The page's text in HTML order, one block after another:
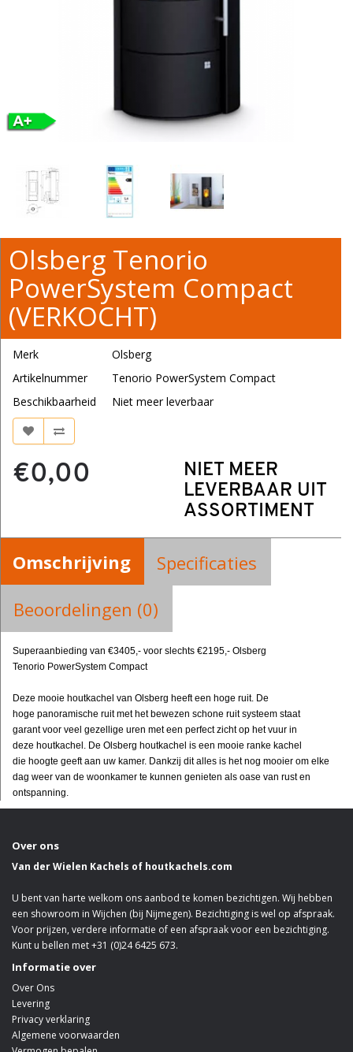
Olsberg Tenorio
PowerSystem Compact
(VERKOCHT)
Merk
Olsberg
Artikelnummer
Tenorio PowerSystem Compact
Beschikbaarheid
Niet meer leverbaar
€0,00
NIET MEER
LEVERBAAR UIT
ASSORTIMENT
Omschrijving
Specificaties
Beoordelingen (0)
Superaanbieding van €3405,- voor slechts €2195,- Olsberg
Tenorio PowerSystem Compact
Deze mooie houtkachel van Olsberg heeft een hoge ruit. De
hoge panoramische ruit met het bewezen schone ruit systeem staat
garant voor veel gezellige uren met een perfect zicht op het vuur in
deze houtkachel. De Olsberg houtkachel is een mooie ranke kachel
die hoogte geeft aan uw kamer. Dankzij dit alles is het nog mooier om elke
dag weer van de woonkamer te kunnen genieten als oase van rust en
ontspanning.
Over ons
Van der Wielen Kachels of houtkachels.com
U bent van harte welkom ons aanbod te komen bezichtigen. Wij hebben
een showroom in Wijchen (bij Nijmegen). Bezichtiging is wel op afspraak.
Voor prijzen, verdere informatie of een afspraak voor een bezichtiging.
Kunt u bellen met +31 (0)24 6425 673.
Informatie over
Over Ons
Levering
Privacy verklaring
Algemene voorwaarden